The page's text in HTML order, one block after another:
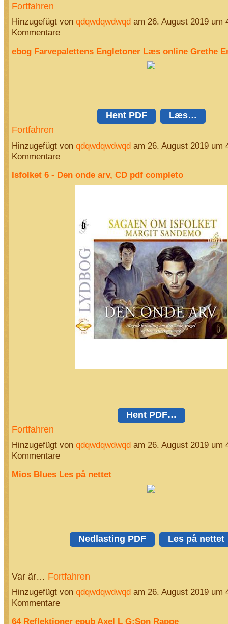
Fortfahren
Hinzugefügt von qdqwdqwdwqd am 26. August 2019
Kommentare
ebog Farvepalettens Engletoner Læs online Grethe
Hent PDF
Læs…
Fortfahren
Hinzugefügt von qdqwdqwdwqdam 26. August 2019 um
Kommentare
Isfolket 6 - Den onde arv, CD pdf completo
Hent PDF…
Fortfahren
Hinzugefügt von qdqwdqwdwqdam 26. August 2019 um
Kommentare
Mios Blues Les på nettet
Nedlasting PDF Les på nettet
Var är… Fortfahren
Hinzugefügt von qdqwdqwdwqdam 26. August 2019 um
Kommentare
64 Reflektioner epub Axel L G:Son Rappe